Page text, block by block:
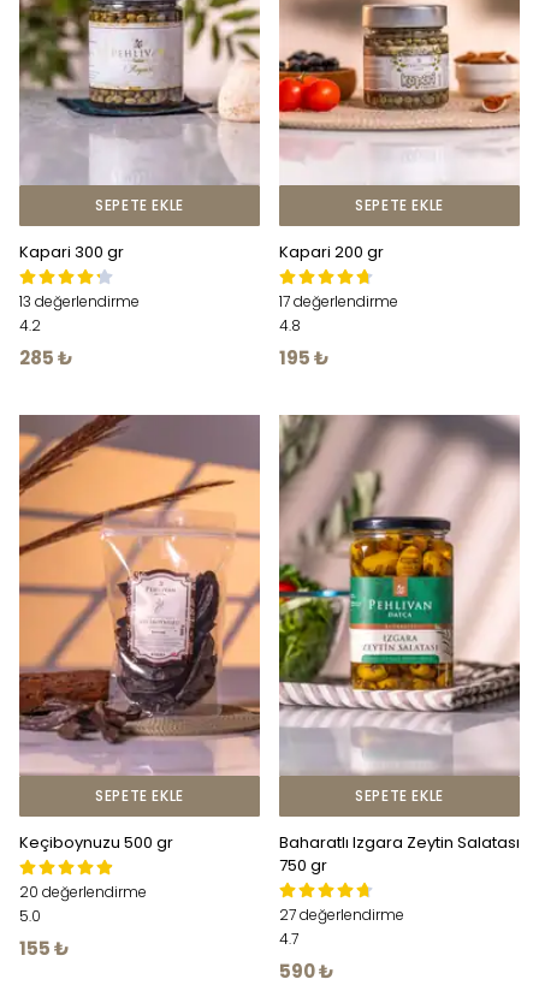
SEPETE EKLE
Kapari 300 gr
13 değerlendirme
4.2
285 ₺
SEPETE EKLE
Kapari 200 gr
17 değerlendirme
4.8
195 ₺
SEPETE EKLE
Keçiboynuzu 500 gr
20 değerlendirme
5.0
155 ₺
SEPETE EKLE
Baharatlı Izgara Zeytin Salatası
750 gr
27 değerlendirme
4.7
590 ₺